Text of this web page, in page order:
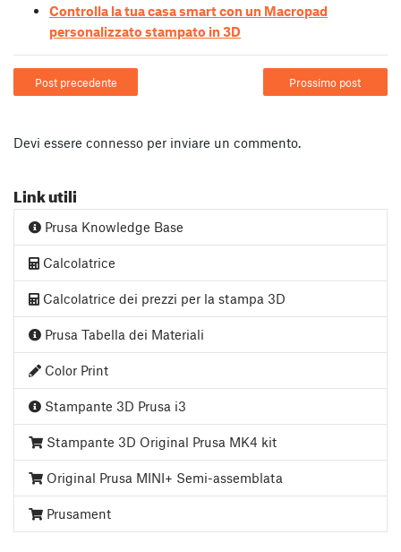
Controlla la tua casa smart con un Macropad
personalizzato stampato in 3D
Post precedente Prossimo post
Devi essere connesso per inviare un commento.
Link utili
Prusa Knowledge Base
Calcolatrice
Calcolatrice dei prezzi per la stampa 3D
Prusa Tabella dei Materiali
Color Print
Stampante 3D Prusa i3
Stampante 3D Original Prusa MK4 kit
Original Prusa MINI+ Semi-assemblata
Prusament